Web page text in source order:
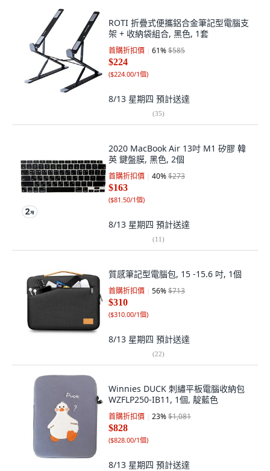
ROTI 折疊式便攜鋁合金筆記型電腦支
架 + 收納袋組合, 黑色, 1套
首購折扣價 61%$585
$224
($224.00/1個)
8/13 星期四 預計送達
(35)
2020 MacBook Air 13吋 M1 矽膠 韓
英 鍵盤膜, 黑色, 2個
首購折扣價 40%$273
$163
($81.50/1個)
8/13 星期四 預計送達
(11)
質感筆記型電腦包, 15 -15.6 吋, 1個
首購折扣價 56%$713
$310
($310.00/1個)
8/13 星期四 預計送達
(22)
Winnies DUCK 刺繡平板電腦收納包
WZFLP250-IB11, 1個, 靛藍色
首購折扣價 23%$1,081
$828
($828.00/1個)
8/13 星期四 預計送達